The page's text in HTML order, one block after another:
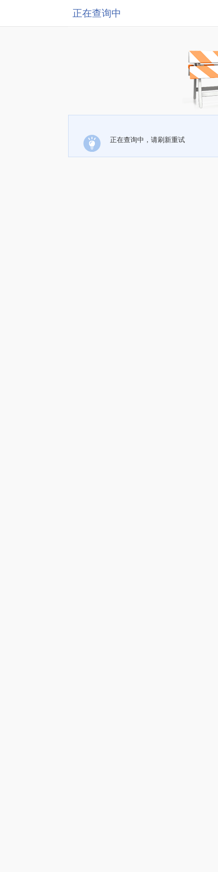
正在查询中
正在查询中，请刷新重试